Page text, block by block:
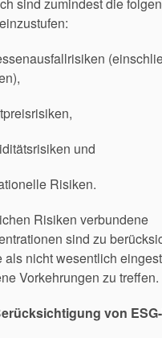
sind zumindest die
und
Risiken.
Risiken verbundene
sind zu
als nicht wesentlich
Vorkehrungen zu treffen.
von